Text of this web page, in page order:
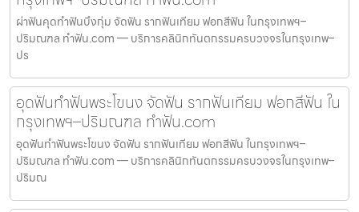
ผ่าฟันคุดทำฟันบึงกุ่ม จัดฟัน รากฟันเทียม ฟอกสีฟัน ในกรุงเทพฯ–
ปริมณฑล ทำฟัน.com — บริการคลินิกทันตกรรมครบวงจรในกรุงเทพ–
ปร
อุดฟันทำฟันพระโขนง จัดฟัน รากฟันเทียม ฟอกสีฟัน ใน
กรุงเทพฯ–ปริมณฑล ทำฟัน.com
อุดฟันทำฟันพระโขนง จัดฟัน รากฟันเทียม ฟอกสีฟัน ในกรุงเทพฯ–
ปริมณฑล ทำฟัน.com — บริการคลินิกทันตกรรมครบวงจรในกรุงเทพ–
ปริมณ